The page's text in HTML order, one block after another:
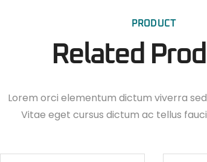
PRODUCT
Related
Lorem orci elementum dictum viverra
Vitae eget cursus dictum ac tellus